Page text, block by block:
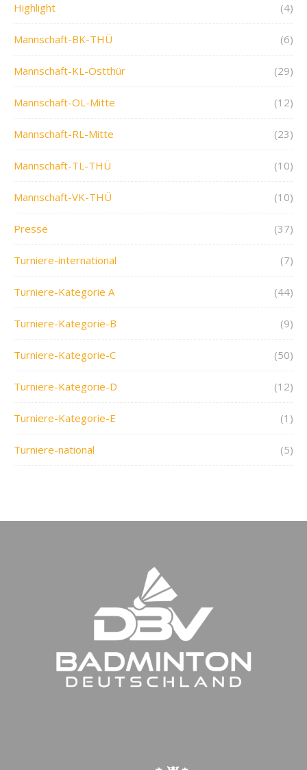
Highlight (4)
Mannschaft-BK-THÜ (6)
Mannschaft-KL-Ostthür (29)
Mannschaft-OL-Mitte (12)
Mannschaft-RL-Mitte (23)
Mannschaft-TL-THÜ (10)
Mannschaft-VK-THÜ (10)
Presse (37)
Turniere-international (7)
Turniere-Kategorie A (44)
Turniere-Kategorie-B (9)
Turniere-Kategorie-C (50)
Turniere-Kategorie-D (12)
Turniere-Kategorie-E (1)
Turniere-national (5)